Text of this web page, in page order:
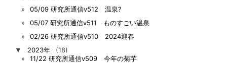
05/09 研究所通信v512 温泉?
05/07 研究所通信v511 ものすごい温泉
02/26 研究所通信v510 2024迎春
▼
2023年
(18)
11/22 研究所通信v509 今年の菊芋